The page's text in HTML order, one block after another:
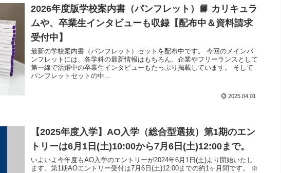
2026年度版学校案内書（パンフレット）📘 カリキュラ
ムや、卒業生インタビューも収録【配布中＆資料請求
受付中】
最新の学校案内書（パンフレット）セットを配布中です。 今回のメインパ
ンフレットには、各学科の最新情報はもちろん、企業やフリーランスとして
第一線で活躍中の卒業生インタビューもたっぷり掲載しています。 そして
パンフレットセットの中...
2025.04.01
【2025年度入学】AO入学（総合型選抜）第1期のエン
トリーは6月1日(土)10:00から7月6日(土)12:00まで。
いよいよ今年度もAO入学のエントリーが2024年6月1日(土)より開始いたし
ます。第1期AOエントリー受付は7月6日(土)12:00までの約1ヶ月間です。 ※